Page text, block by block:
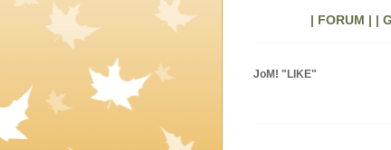
| FORUM | |
JoM! "LIKE"